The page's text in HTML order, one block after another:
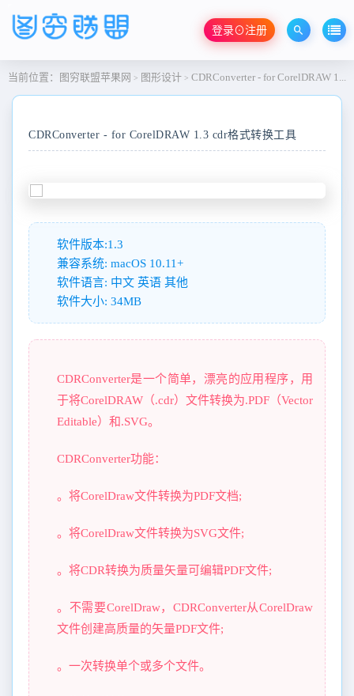
登录⊙注册
当前位置： 图穷联盟苹果网 > 图形设计 > CDRConverter - for CorelDRAW 1.3 cdr格式转换工具
CDRConverter - for CorelDRAW 1.3 cdr格式转换工具
软件版本:1.3
兼容系统: macOS 10.11+
软件语言: 中文 英语 其他
软件大小: 34MB
CDRConverter是一个简单，漂亮的应用程序，用
于将CorelDRAW（.cdr）文件转换为.PDF（Vector
Editable）和.SVG。
CDRConverter功能：
。将CorelDraw文件转换为PDF文档;
。将CorelDraw文件转换为SVG文件;
。将CDR转换为质量矢量可编辑PDF文件;
。不需要CorelDraw，CDRConverter从CorelDraw
文件创建高质量的矢量PDF文件;
。一次转换单个或多个文件。